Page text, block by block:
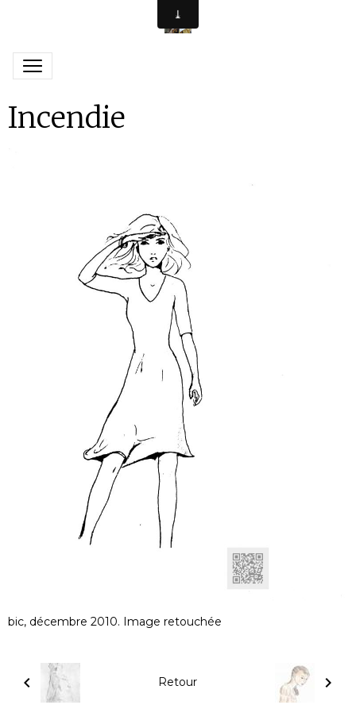
Incendie
bic, décembre 2010. Image retouchée
Retour